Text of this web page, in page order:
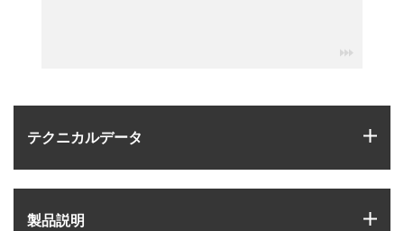
テクニカルデータ
製品説明